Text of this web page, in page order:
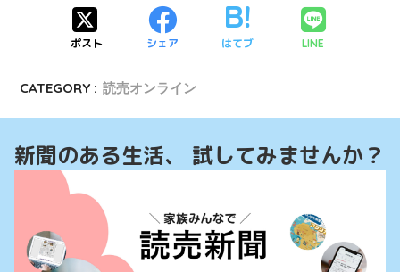
ポスト シェア はてブ LINE
CATEGORY : 読売オンライン
新聞のある生活、 試してみませんか？